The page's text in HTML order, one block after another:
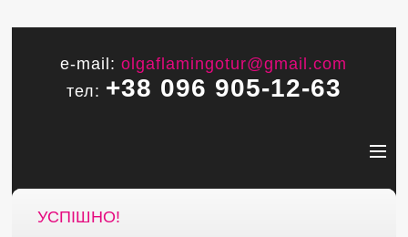
e-mail:olgaflamingotur@gmail.com
тел: +38 096 905-12-63
УСПІШНО!